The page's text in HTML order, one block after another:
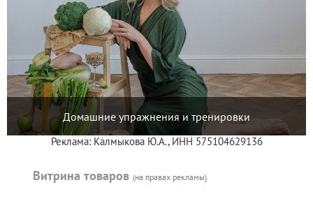
Домашние упражнения и тренировки
Реклама: Калмыкова Ю.А., ИНН 575104629136
Витрина товаров (на правах рекламы)